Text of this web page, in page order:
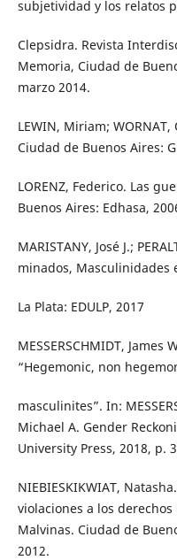
subjetividad y los relatos
Clepsidra. Revista
Memoria, Ciudad de
marzo 2014.
LEWIN, Miriam;
Ciudad de Buenos Aires:
LORENZ, Federico. Las
Buenos Aires: Edhasa,
MARISTANY, José J.;
minados, Masculinidades
La Plata: EDULP, 2017
MESSERSCHMIDT, James
“Hegemonic, non
masculinites”. In:
Michael A. Gender
University Press, 2018, p.
NIEBIESKIKWIAT,
violaciones a los
Malvinas. Ciudad de
2012.